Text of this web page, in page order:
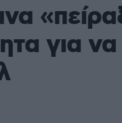
για να